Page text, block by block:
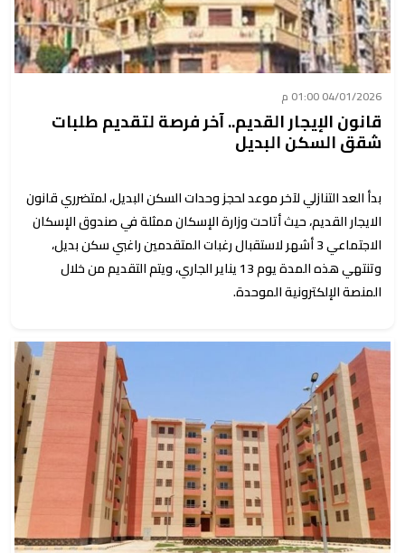
04/01/2026 01:00 م
قانون الإيجار القديم.. آخر فرصة لتقديم طلبات
شقق السكن البديل
بدأ العد التنازلي لآخر موعد لحجز وحدات السكن البديل، لمتضرري قانون
الايجار القديم، حيث أتاحت وزارة الإسكان ممثلة في صندوق الإسكان
الاجتماعي 3 أشهر لاستقبال رغبات المتقدمين راغبي سكن بديل،
وتنتهي هذه المدة يوم 13 يناير الجاري، ويتم التقديم من خلال
المنصة الإلكترونية الموحدة.